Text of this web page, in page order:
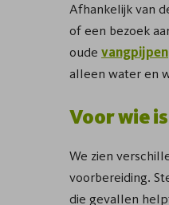
Afhankelijk van
of een bezoek
oude vangpijpen
alleen water en
Voor wie
We zien
voorbereiding.
die gevallen